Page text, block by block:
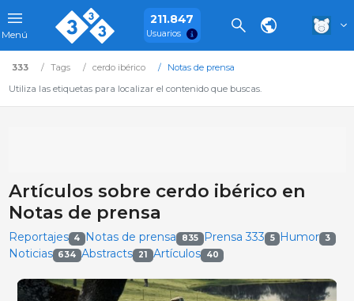
Menú
211.847
Usuarios
333 Tags cerdo ibérico
Notas de prensa
Utiliza las etiquetas para localizar el contenido que buscas.
Artículos sobre cerdo ibérico en
Notas de prensa
Reportajes 4 Notas de prensa 835 Prensa 333 5 Humor 3
Noticias 634 Abstracts 21 Artículos 40